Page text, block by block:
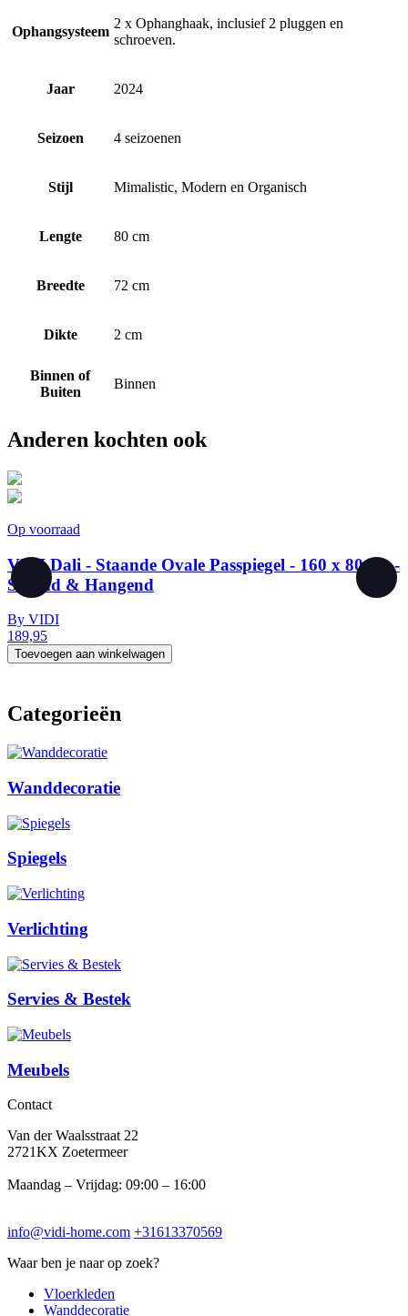
Ophangsysteem
2 x Ophanghaak, inclusief 2 pluggen en
schroeven.
Jaar 2024
Seizoen 4 seizoenen
Stijl Mimalistic, Modern en Organisch
Lengte 80 cm
Breedte 72 cm
Dikte 2 cm
Binnen of
Buiten
Binnen
Anderen kochten ook
Op voorraad
VIDI Dali - Staande Ovale Passpiegel - 160 x 80 cm -
Staand & Hangend
By VIDI
189,95
Toevoegen aan winkelwagen
Categorieën
Wanddecoratie
Spiegels
Verlichting
Servies & Bestek
Meubels
Contact
Van der Waalsstraat 22
2721KX Zoetermeer
Maandag – Vrijdag: 09:00 – 16:00
info@vidi-home.com +31613370569
Waar ben je naar op zoek?
Vloerkleden
Wanddecoratie